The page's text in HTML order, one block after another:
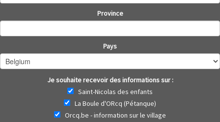
Province
Pays
Je souhaite recevoir des informations sur :
Saint-Nicolas des enfants
La Boule d'ORcq (Pétanque)
Orcq.be - information sur le village